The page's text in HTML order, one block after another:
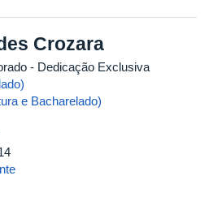
Crozara
- Dedicação Exclusiva
e Bacharelado)